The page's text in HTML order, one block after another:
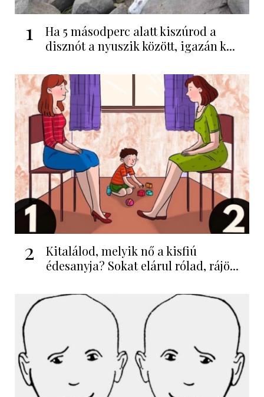
1
Ha 5 másodperc alatt kiszúrod a
disznót a nyuszik között, igazán k...
2
Kitalálod, melyik nő a kisfiú
édesanyja? Sokat elárul rólad, rájö...